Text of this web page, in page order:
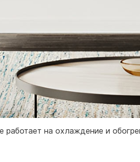
на охлаждение и